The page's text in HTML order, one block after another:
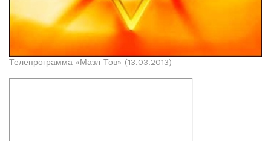
Телепрограмма «Мазл Тов» (13.03.2013)